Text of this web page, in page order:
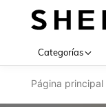
Categorías
Página principal